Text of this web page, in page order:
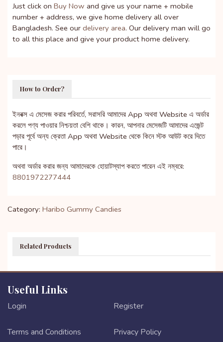
Just click on Buy Now and give us your name + mobile
number + address, we give home delivery all over
Bangladesh. See our delivery area. Our delivery man will go
to all this place and give your product home delivery.
How to Order?
ইনবক্স এ মেসেজ করার পরিবর্তে, সরাসরি আমাদের App অথবা Website এ অর্ডার
করলে পণ্য পাওয়ার নিশ্চয়তা বেশি থাকে। কারন, আপনার মেসেজটি আমাদের এজেন্ট
পড়ার পূর্বে অন্য ক্রেতা App অথবা Website থেকে কিনে স্টক আউট করে দিতে
পারে।
অথবা অর্ডার করার জন্য আমাদেরকে হোয়াটস্যাপ করতে পারেন এই নম্বরে:
8801972277444
Category: Haribo Gummy Candies
Related Products
Useful Links
Login Register
Terms and Conditions Privacy Policy